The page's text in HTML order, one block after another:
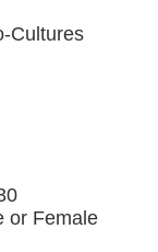
Cultures
or Female